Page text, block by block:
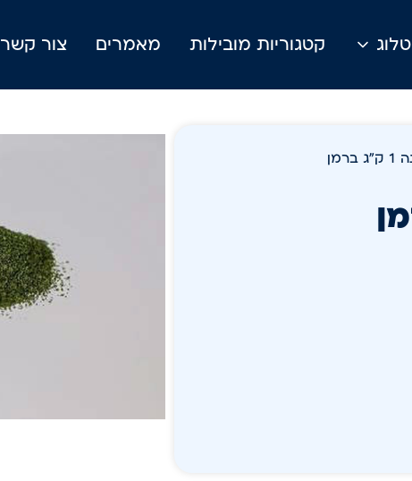
קטגוריות מובילות מאמרים צור קשר